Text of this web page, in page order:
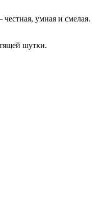
умная и смелая.
шутки.